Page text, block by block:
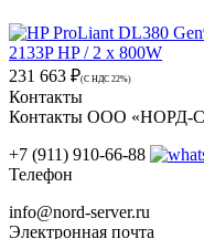
231 663 ₽(С НДС 22%)
Контакты
Контакты ООО «НОРД-
+7 (911) 910-66-88
Телефон
info@nord-server.ru
Электронная почта